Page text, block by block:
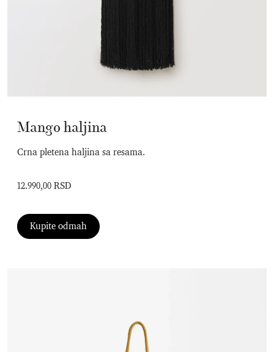
Mango haljina
Crna pletena haljina sa resama.
12.990,00 RSD
Kupite odmah